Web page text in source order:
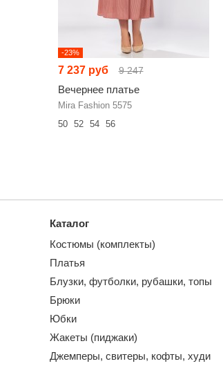
-23%
7 237 руб 9 247
Вечернее платье
Mira Fashion 5575
50
52 54 56
Каталог
Костюмы (комплекты)
Платья
Блузки, футболки, рубашки, топы
Брюки
Юбки
Жакеты (пиджаки)
Джемперы, свитеры, кофты, худи